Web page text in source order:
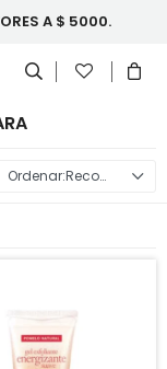
A $ 5000.
Recomendados